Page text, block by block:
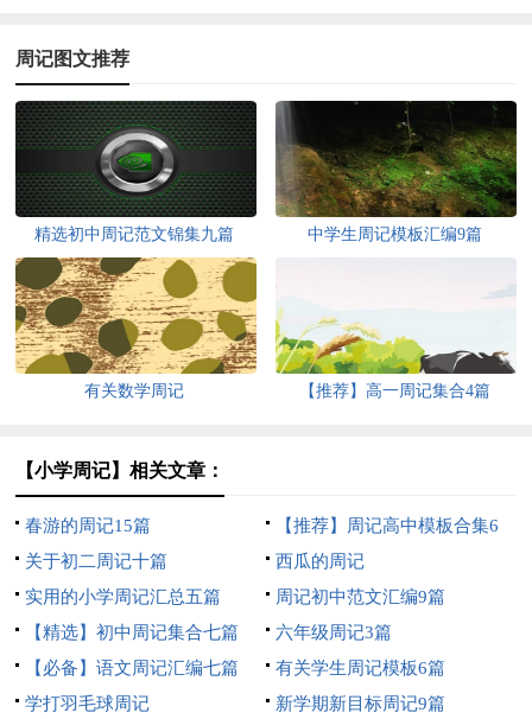
周记图文推荐
精选初中周记范文锦集九篇 中学生周记模板汇编9篇
有关数学周记 【推荐】高一周记集合4篇
【小学周记】相关文章：
春游的周记15篇
【推荐】周记高中模板合集6
篇
关于初二周记十篇
西瓜的周记
实用的小学周记汇总五篇
周记初中范文汇编9篇
【精选】初中周记集合七篇
六年级周记3篇
【必备】语文周记汇编七篇
有关学生周记模板6篇
学打羽毛球周记
新学期新目标周记9篇